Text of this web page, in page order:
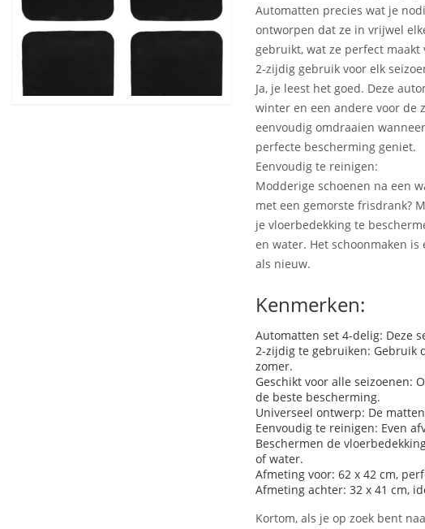
Automatten precies wat je
ontworpen dat ze in vrijwel
gebruikt, wat ze perfect maakt
2-zijdig gebruik voor elk
Ja, je leest het goed. Deze
winter en een andere voor de
eenvoudig omdraaien
perfecte bescherming geniet.
Eenvoudig te reinigen:
Modderige schoenen na een
met een gemorste frisdrank?
je vloerbedekking te
en water. Het schoonmaken
als nieuw.
Kenmerken:
Automatten set 4-delig: Deze
2-zijdig te gebruiken: Gebruik
zomer.
Geschikt voor alle seizoenen:
de beste bescherming.
Universeel ontwerp: De
Eenvoudig te reinigen: Even
Beschermen de
of water.
Afmeting voor: 62 x 42 cm,
Afmeting achter: 32 x 41 cm,
Kortom, als je op zoek bent